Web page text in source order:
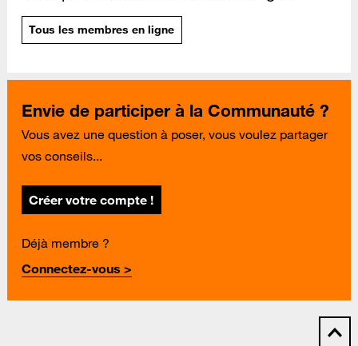
Tous les membres en ligne
Envie de participer à la Communauté ?
Vous avez une question à poser, vous voulez partager
vos conseils...
Créer votre compte !
Déjà membre ?
Connectez-vous >